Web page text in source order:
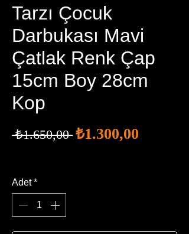
Tarzı Çocuk
Darbukası Mavi
Çatlak Renk Çap
15cm Boy 28cm
Kop
₺1.650,00 Normal
₺1.300,00
Adet *